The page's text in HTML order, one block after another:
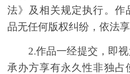
法》及相关规定执行。作
品无任何版权纠纷，依法
2.作品一经提交，即视
承办方享有永久性非独占